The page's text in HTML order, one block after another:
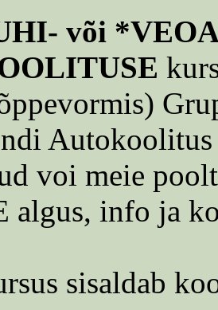
või
voi meie
algus, info ja
sisaldab